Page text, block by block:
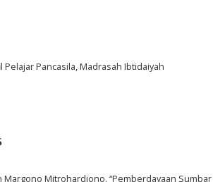
Pelajar Pancasila, Madrasah Ibtidaiyah
Mitrohardjono. “Pemberdayaan Sumbar